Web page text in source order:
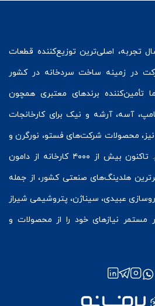
با 13 سال تجربه، اصلی‌ترین توزیع‌کننده قطعات
در زمینه ساخت سردخانه در کشور
برندهای معتبری همچون
آسه، آرشه و نیک برای کارخانجات
نیز، محصولات شرکت‌های فستو، نورگرن و
را توزیع می‌کنیم. تاکنون بیش از ۴۰۰۰ کارخانه از دامون
هلدینگ‌های صنعتی کشور، از جمله
عبیدی، سیناژن، پتروشیمی شیراز
مستمر نیازهای خود را از محصولات و